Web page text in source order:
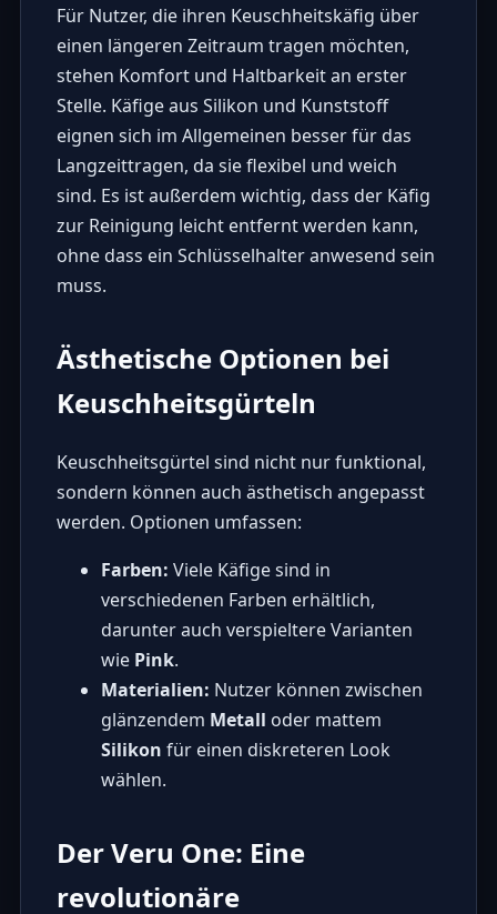
Für Nutzer, die ihren Keuschheitskäfig über
einen längeren Zeitraum tragen möchten,
stehen Komfort und Haltbarkeit an erster
Stelle. Käfige aus Silikon und Kunststoff
eignen sich im Allgemeinen besser für das
Langzeittragen, da sie flexibel und weich
sind. Es ist außerdem wichtig, dass der Käfig
zur Reinigung leicht entfernt werden kann,
ohne dass ein Schlüsselhalter anwesend sein
muss.
Ästhetische Optionen bei
Keuschheitsgürteln
Keuschheitsgürtel sind nicht nur funktional,
sondern können auch ästhetisch angepasst
werden. Optionen umfassen:
Farben: Viele Käfige sind in
verschiedenen Farben erhältlich,
darunter auch verspieltere Varianten
wie Pink.
Materialien: Nutzer können zwischen
glänzendem Metall oder mattem
Silikon für einen diskreteren Look
wählen.
Der Veru One: Eine
revolutionäre